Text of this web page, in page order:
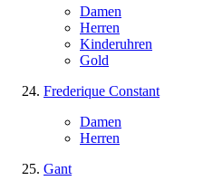
Damen
Herren
Kinderuhren
Gold
Frederique Constant
Damen
Herren
Gant